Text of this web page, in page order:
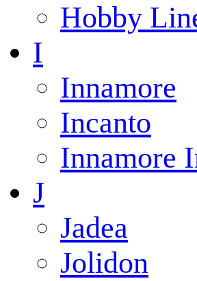
Hobby
I
Innamore
Incanto
Innamore
J
Jadea
Jolidon